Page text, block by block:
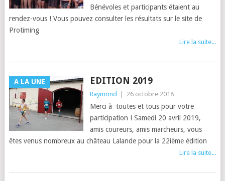
Bénévoles et participants étaient au
rendez-vous ! Vous pouvez consulter les résultats sur le site de
Protiming
Lire la suite...
A LA UNE EDITION 2019
Raymond 26 octobre 2018
Merci à toutes et tous pour votre
participation ! Samedi 20 avril 2019,
amis coureurs, amis marcheurs, vous
êtes venus nombreux au château Lalande pour la 22ième édition
Lire la suite...